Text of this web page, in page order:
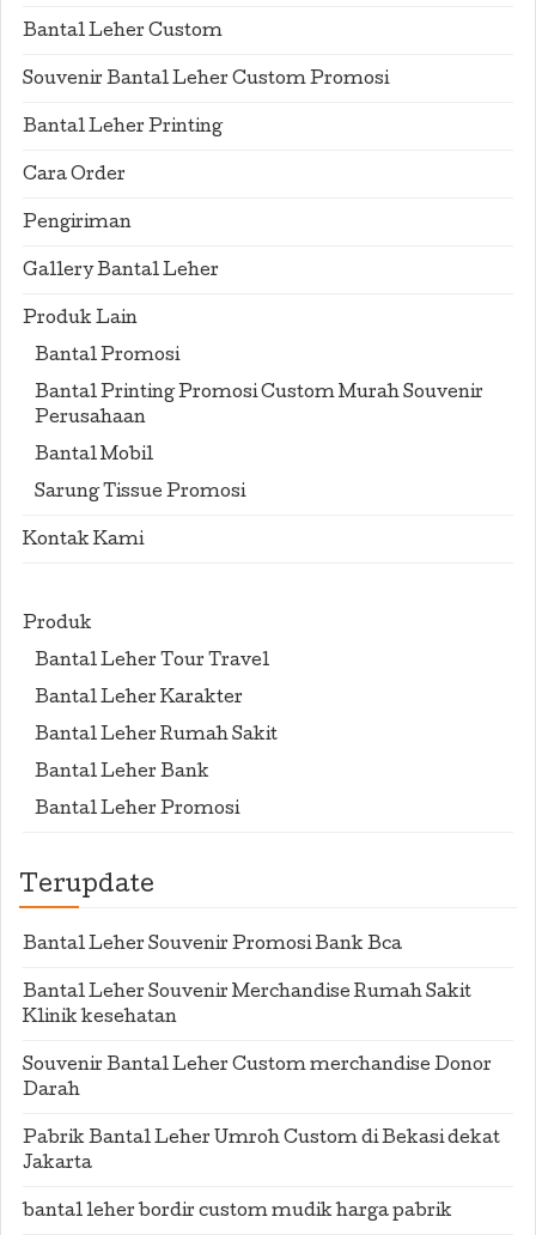
Bantal Leher Custom
Souvenir Bantal Leher Custom Promosi
Bantal Leher Printing
Cara Order
Pengiriman
Gallery Bantal Leher
Produk Lain
Bantal Promosi
Bantal Printing Promosi Custom Murah Souvenir
Perusahaan
Bantal Mobil
Sarung Tissue Promosi
Kontak Kami
Produk
Bantal Leher Tour Travel
Bantal Leher Karakter
Bantal Leher Rumah Sakit
Bantal Leher Bank
Bantal Leher Promosi
Terupdate
Bantal Leher Souvenir Promosi Bank Bca
Bantal Leher Souvenir Merchandise Rumah Sakit
Klinik kesehatan
Souvenir Bantal Leher Custom merchandise Donor
Darah
Pabrik Bantal Leher Umroh Custom di Bekasi dekat
Jakarta
bantal leher bordir custom mudik harga pabrik